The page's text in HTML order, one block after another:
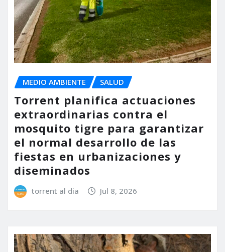
MEDIO AMBIENTE SALUD
Torrent planifica actuaciones
extraordinarias contra el
mosquito tigre para garantizar
el normal desarrollo de las
fiestas en urbanizaciones y
diseminados
torrent al dia Jul 8, 2026